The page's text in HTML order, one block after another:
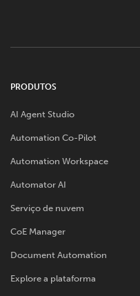
PRODUTOS
AI Agent Studio
Automation Co-Pilot
Automation Workspace
Automator AI
Serviço de nuvem
CoE Manager
Document Automation
Explore a plataforma